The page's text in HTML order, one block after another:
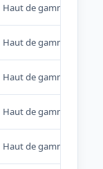
Haut de gamme
Haut de gamme
Haut de gamme
Haut de gamme
Haut de gamme